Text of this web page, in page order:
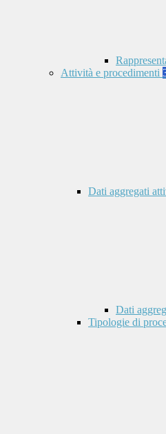
Attività e procedimenti
Dati aggregati
Dati
Tipologie di